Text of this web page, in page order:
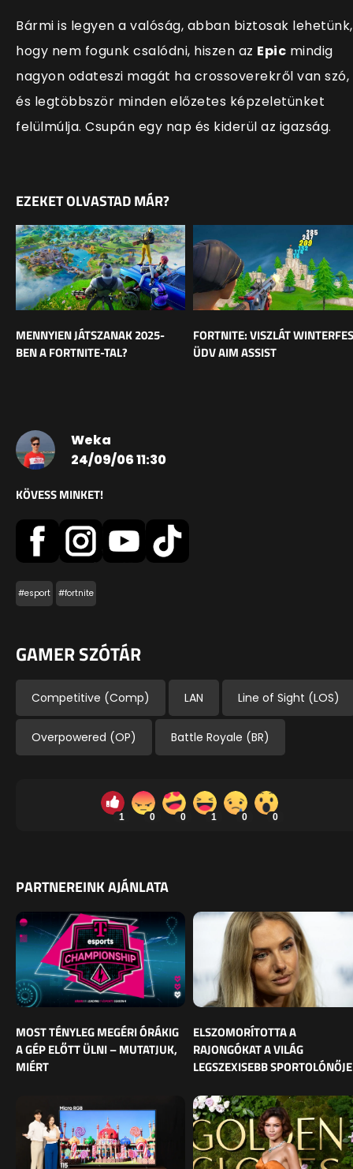
Bármi is legyen a valóság, abban biztosak lehetünk,
hogy nem fogunk csalódni, hiszen az Epic mindig
nagyon odateszi magát ha crossoverekről van szó,
és legtöbbször minden előzetes képzeletünket
felülmúlja. Csupán egy nap és kiderül az igazság.
EZEKET OLVASTAD MÁR?
MENNYIEN JÁTSZANAK 2025-
BEN A FORTNITE-TAL?
FORTNITE: VISZLÁT
ÜDV AIM ASSIST
Weka
24/09/06 11:30
KÖVESS MINKET!
#esport #fortnite
GAMER SZÓTÁR
Competitive (Comp) LAN Line of Sight (LOS)
Overpowered (OP) Battle Royale (BR)
1 0 0 1 0 0
PARTNEREINK AJÁNLATA
MOST TÉNYLEG MEGÉRI ÓRÁKIG
A GÉP ELŐTT ÜLNI – MUTATJUK,
MIÉRT
ELSZOMORÍTOTTA A
RAJONGÓKAT A VILÁG
LEGSZEXISEBB SPORTOLÓNŐJE